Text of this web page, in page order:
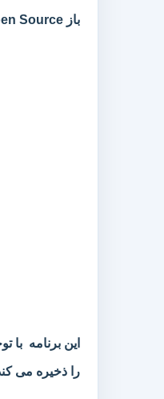
باز Open Source بوده و بر روی Server نیز قابل نصب و اجرا می باشد.
این برنامه
را ذخیره می